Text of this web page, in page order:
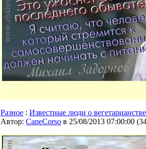
Разное : Известные люди о вегетарианстве
Автор: CaneCorso в 25/08/2013 07:00:00 (